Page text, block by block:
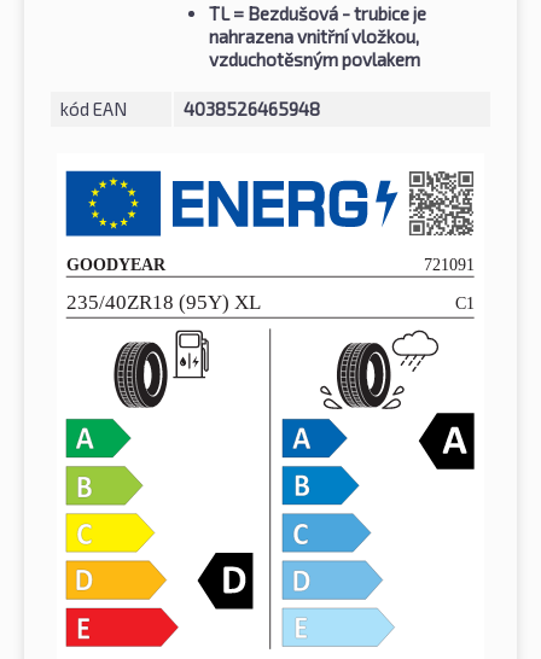
TL= Bezdušová - trubice je
nahrazena vnitřní vložkou,
vzduchotěsným povlakem
kód EAN 4038526465948